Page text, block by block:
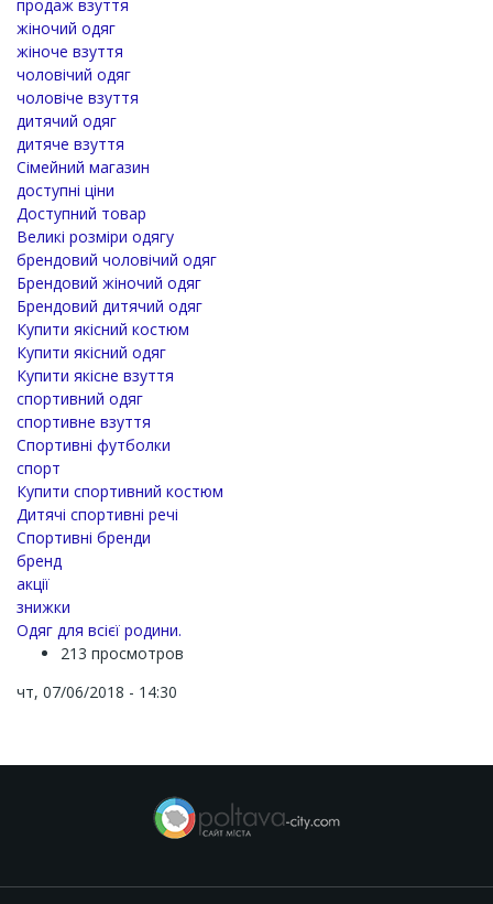
продаж взуття
жіночий одяг
жіноче взуття
чоловічий одяг
чоловіче взуття
дитячий одяг
дитяче взуття
Сімейний магазин
доступні ціни
Доступний товар
Великі розміри одягу
брендовий чоловічий одяг
Брендовий жіночий одяг
Брендовий дитячий одяг
Купити якісний костюм
Купити якісний одяг
Купити якісне взуття
спортивний одяг
спортивне взуття
Спортивні футболки
спорт
Купити спортивний костюм
Дитячі спортивні речі
Спортивні бренди
бренд
акції
знижки
Одяг для всієї родини.
213 просмотров
чт, 07/06/2018 - 14:30